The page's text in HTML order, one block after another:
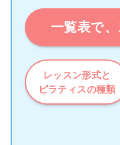
一覧表で
レッスン形式と
ピラティスの種類